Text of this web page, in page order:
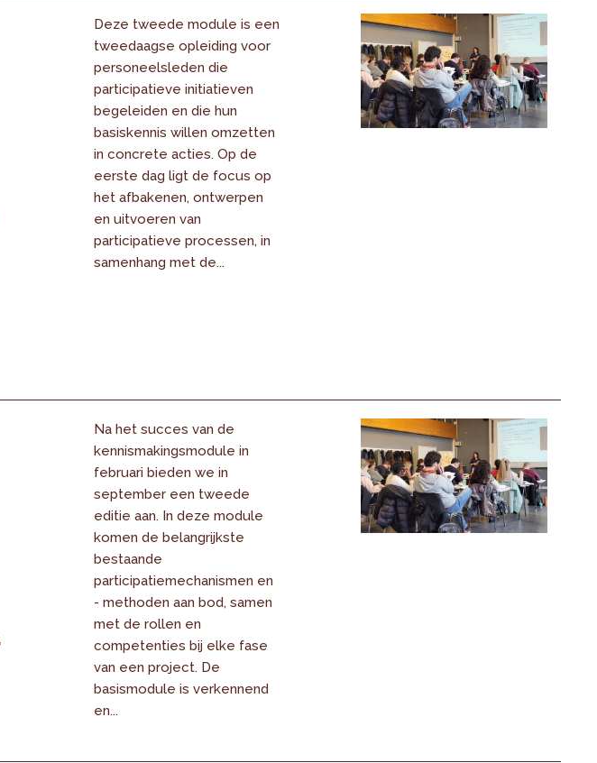
Deze tweede module is een
tweedaagse opleiding voor
personeelsleden die
participatieve initiatieven
begeleiden en die hun
basiskennis willen omzetten
in concrete acties. Op de
eerste dag ligt de focus op
het afbakenen, ontwerpen
en uitvoeren van
participatieve processen, in
samenhang met de...
Na het succes van de
kennismakingsmodule in
februari bieden we in
september een tweede
editie aan. In deze module
komen de belangrijkste
bestaande
participatiemechanismen en
- methoden aan bod, samen
met de rollen en
competenties bij elke fase
van een project. De
basismodule is verkennend
en...